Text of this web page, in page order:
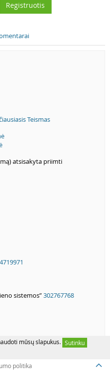
mūsų slapukus. Sutinku
Registruotis
Teismas
atsisakyta priimti
sistemos”302767768
politika